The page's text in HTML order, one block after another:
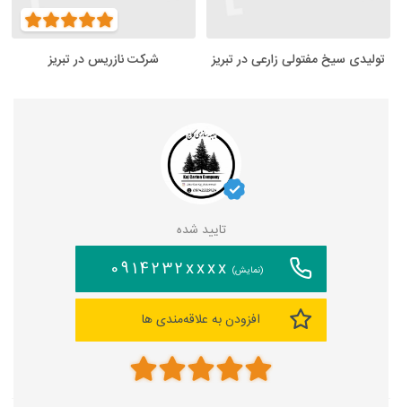
تولیدی سیخ مفتولی زارعی در تبریز شرکت نازریس در تبریز
تایید شده
(نمایش) 0914232xxxx
افزودن به علاقه‌مندی ها